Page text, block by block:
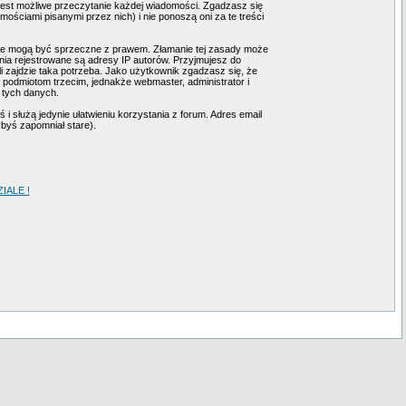
możliwe przeczytanie każdej wiadomości. Zgadzasz się
pisanymi przez nich) i nie ponoszą oni za te treści
być sprzeczne z prawem. Złamanie tej zasady może
rejestrowane są adresy IP autorów. Przyjmujesz do
zajdzie taka potrzeba. Jako użytkownik zgadzasz się, że
trzecim, jednakże webmaster, administrator i
danych.
jedynie ułatwieniu korzystania z forum. Adres email
zapomniał stare).
!